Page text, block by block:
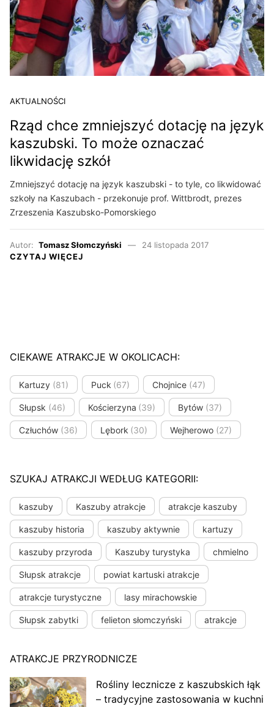
AKTUALNOŚCI
Rząd chce zmniejszyć dotację na język
kaszubski. To może oznaczać
likwidację szkół
Zmniejszyć dotację na język kaszubski - to tyle, co likwidować
szkoły na Kaszubach - przekonuje prof. Wittbrodt, prezes
Zrzeszenia Kaszubsko-Pomorskiego
Autor: Tomasz Słomczyński
24 listopada 2017
CZYTAJ WIĘCEJ
CIEKAWE ATRAKCJE W OKOLICACH:
Kartuzy (81) Puck (67) Chojnice (47)
Słupsk (46) Kościerzyna (39) Bytów (37)
Człuchów (36) Lębork (30) Wejherowo (27)
SZUKAJ ATRAKCJI WEDŁUG KATEGORII:
kaszuby Kaszuby atrakcje atrakcje kaszuby
kaszuby historia kaszuby aktywnie kartuzy
kaszuby przyroda Kaszuby turystyka chmielno
Słupsk atrakcje powiat kartuski atrakcje
atrakcje turystyczne lasy mirachowskie
Słupsk zabytki felieton słomczyński atrakcje
ATRAKCJE PRZYRODNICZE
Rośliny lecznicze z kaszubskich łąk
– tradycyjne zastosowania w kuchni